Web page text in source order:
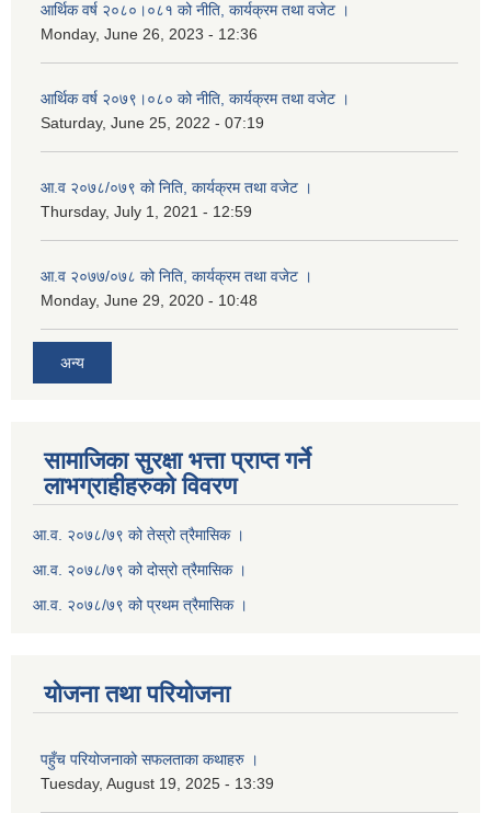
आर्थिक वर्ष २०८०।०८१ को नीति, कार्यक्रम तथा वजेट ।
Monday, June 26, 2023 - 12:36
आर्थिक वर्ष २०७९।०८० को नीति, कार्यक्रम तथा वजेट ।
Saturday, June 25, 2022 - 07:19
आ.व २०७८/०७९ को निति, कार्यक्रम तथा वजेट ।
Thursday, July 1, 2021 - 12:59
आ.व २०७७/०७८ को निति, कार्यक्रम तथा वजेट ।
Monday, June 29, 2020 - 10:48
अन्य
सामाजिका सुरक्षा भत्ता प्राप्त गर्ने
लाभग्राहीहरुको विवरण
आ.व. २०७८/७९ को तेस्रो त्रैमासिक ।
आ.व. २०७८/७९ को दोस्रो त्रैमासिक ।
आ.व. २०७८/७९ को प्रथम त्रैमासिक ।
योजना तथा परियोजना
पहुँच परियोजनाको सफलताका कथाहरु ।
Tuesday, August 19, 2025 - 13:39